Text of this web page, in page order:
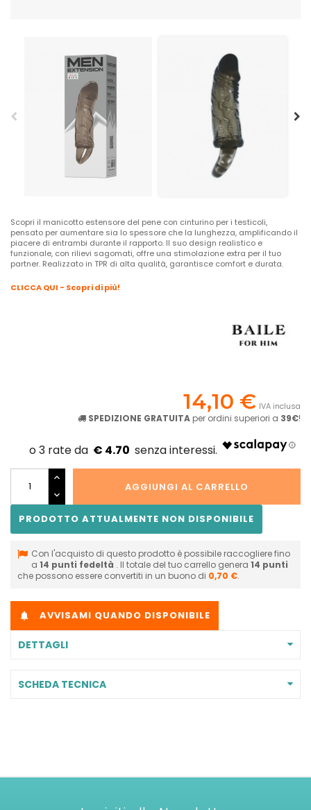
Scopri il manicotto estensore del pene con cinturino per i testicoli,
pensato per aumentare sia lo spessore che la lunghezza, amplificando il
piacere di entrambi durante il rapporto. Il suo design realistico e
funzionale, con rilievi sagomati, offre una stimolazione extra per il tuo
partner. Realizzato in TPR di alta qualità, garantisce comfort e durata.
CLICCA QUI - Scopri di più!
14,10 € IVA inclusa
SPEDIZIONE GRATUITA per ordini superiori a 39€!
€ 4.70
AGGIUNGI AL CARRELLO
PRODOTTO ATTUALMENTE NON DISPONIBILE
Con l'acquisto di questo prodotto è possibile raccogliere fino
a 14 punti fedeltà . Il totale del tuo carrello genera 14 punti
che possono essere convertiti in un buono di 0,70 €.
 AVVISAMI QUANDO DISPONIBILE
DETTAGLI
SCHEDA TECNICA